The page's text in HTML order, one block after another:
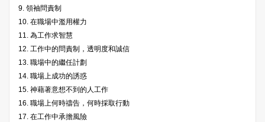
9. 領袖問責制
10. 在職場中濫用權力
11. 為工作求智慧
12. 工作中的問責制，透明度和誠信
13. 職場中的繼任計劃
14. 職場上成功的誘惑
15. 神藉著意想不到的人工作
16. 職場上何時禱告，何時採取行動
17. 在工作中承擔風險